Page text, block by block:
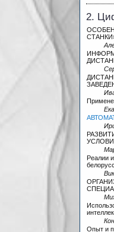
2.
Реалии
Опыт и